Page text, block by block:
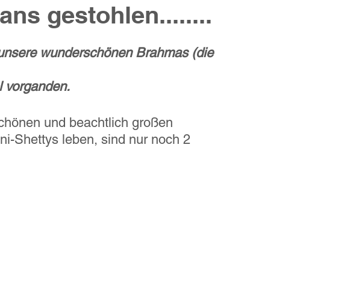
gestohlen........
wunderschönen Brahmas (die
vorganden.
und beachtlich großen
Shettys leben, sind nur noch 2